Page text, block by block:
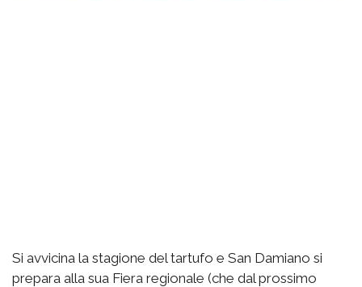
Si avvicina la stagione del tartufo e San Damiano si
prepara alla sua Fiera regionale (che dal prossimo